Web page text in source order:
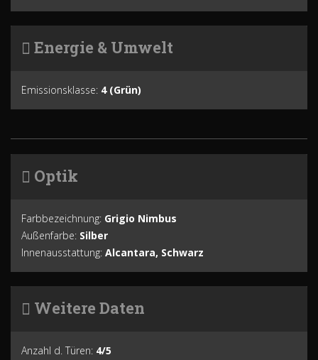
Energie & Umwelt
Emissionsklasse: 4 (Grün)
Optik
Farbbezeichnung: Grigio Nimbus
Außenfarbe: Silber
Innenausstattung: Alcantara, Schwarz
Weitere Daten
Anzahl d. Türen: 4/5